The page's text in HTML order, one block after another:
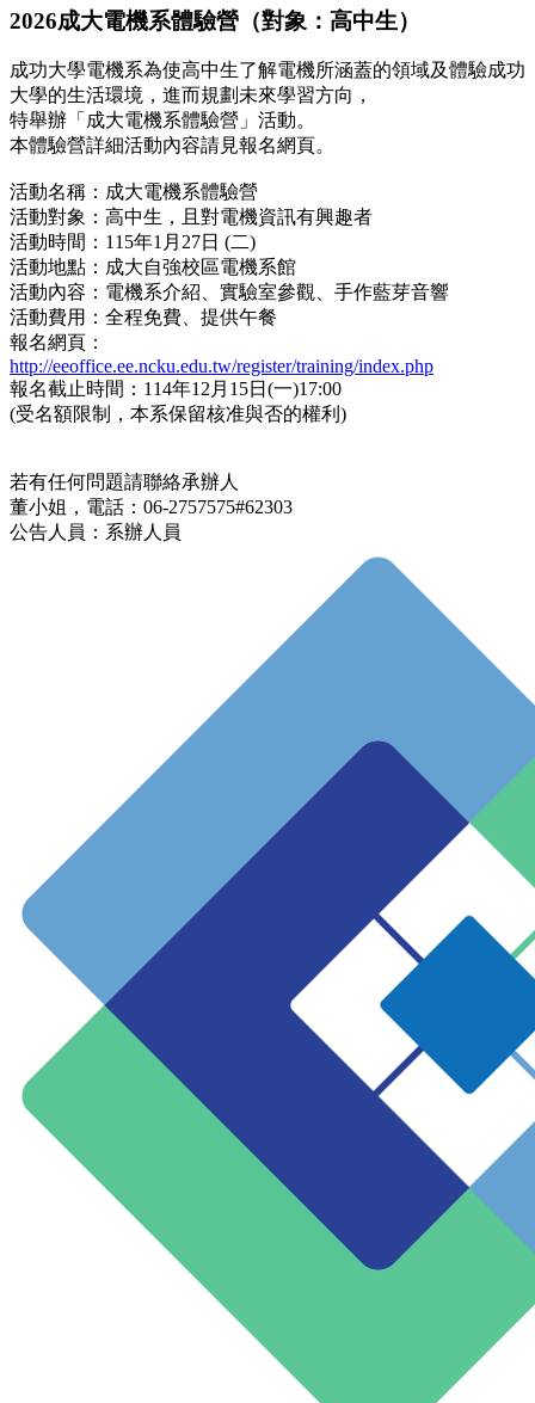
2026成大電機系體驗營（對象：高中生）
成功大學電機系為使高中生了解電機所涵蓋的領域及體驗成功
大學的生活環境，進而規劃未來學習方向，
特舉辦「成大電機系體驗營」活動。
本體驗營詳細活動內容請見報名網頁。
活動名稱：成大電機系體驗營
活動對象：高中生，且對電機資訊有興趣者
活動時間：115年1月27日 (二)
活動地點：成大自強校區電機系館
活動內容：電機系介紹、實驗室參觀、手作藍芽音響
活動費用：全程免費、提供午餐
報名網頁：
http://eeoffice.ee.ncku.edu.tw/register/training/index.php
報名截止時間：114年12月15日(一)17:00
(受名額限制，本系保留核准與否的權利)
若有任何問題請聯絡承辦人
董小姐，電話：06-2757575#62303
公告人員：系辦人員